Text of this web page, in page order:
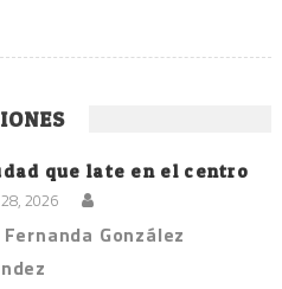
que late en el centro
2026
González